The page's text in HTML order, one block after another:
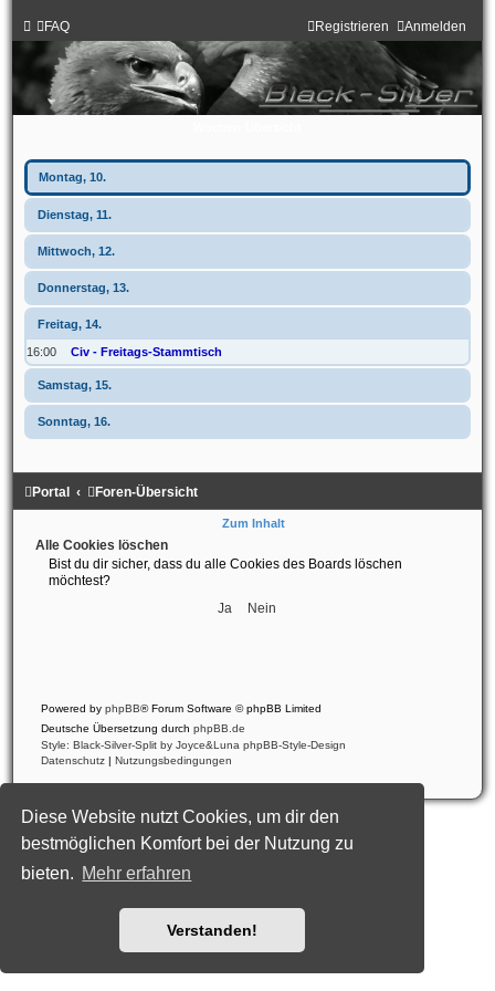
Diese Website nutzt Cookies, um dir den
bestmöglichen Komfort bei der Nutzung zu
bieten. Mehr erfahren
Verstanden!
FAQ Anmelden
Registrieren
Montag, 10.
Dienstag, 11.
Mittwoch, 12.
Donnerstag, 13.
Freitag, 14.
16:00 Civ - Freitags-Stammtisch
Samstag, 15.
Sonntag, 16.
Portal Foren-Übersicht
Zum Inhalt
Alle Cookies löschen
Bist du dir sicher, dass du alle Cookies des Boards löschen
möchtest?
Powered by phpBB® Forum Software © phpBB Limited
Deutsche Übersetzung durch phpBB.de
Style: Black-Silver-Split by Joyce&Luna phpBB-Style-Design
Datenschutz | Nutzungsbedingungen